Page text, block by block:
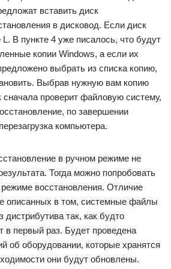
вставить диск
в дисковод. Если диск
L. В пункте 4 уже писалось, что будут
копии Windows, а если их
выбрать из списка копию,
Выбрав нужную вам копию
проверит файловую систему,
по завершении
компьютера.
в ручном режиме не
Тогда можно попробовать
восстановления. Отличие
описанных в том, системные файлы
дистрибутива так, как будто
в первый раз. Будет проведена
об оборудовании, которые хранятся
они будут обновлены.